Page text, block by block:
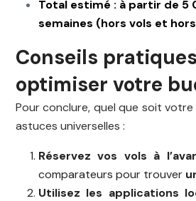
Total estimé : à partir de 5
semaines (hors vols et
Conseils
optimiser votre
Pour conclure, quel que soit
astuces universelles :
Réservez vos vols à
comparateurs pour trouver
Utilisez les applications